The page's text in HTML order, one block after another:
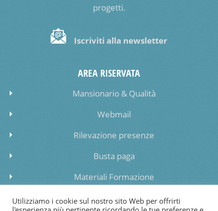
progetti.
Iscriviti alla newsletter
AREA RISERVATA
Mansionario & Qualità
Webmail
Rilevazione presenze
Busta paga
Materiali Formazione
Inserimento dati lista di attesa
Utilizziamo i cookie sul nostro sito Web per offrirti